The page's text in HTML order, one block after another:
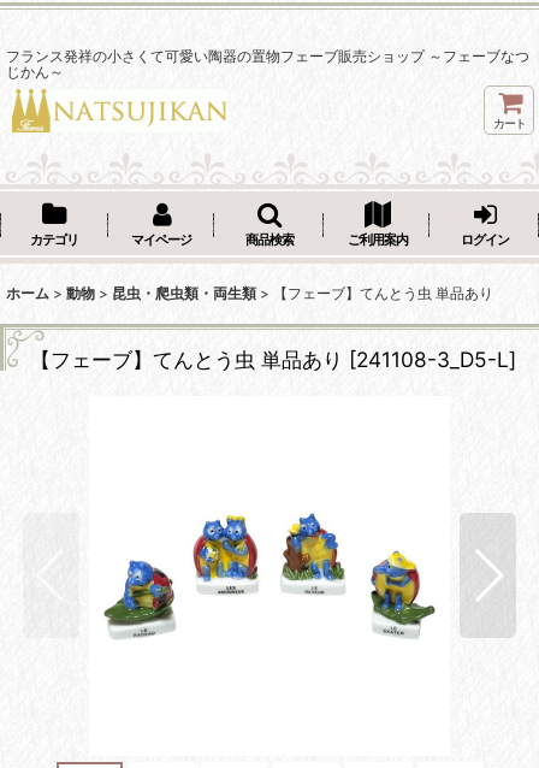
フランス発祥の小さくて可愛い陶器の置物フェーブ販売ショップ ～フェーブなつ
じかん～
カート
カテゴリ マイページ 商品検索 ご利用案内 ログイン
ホーム > 動物 > 昆虫・爬虫類・両生類 > 【フェーブ】てんとう虫 単品あり
【フェーブ】てんとう虫 単品あり [241108-3_D5-L]